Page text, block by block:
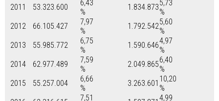
2011
53.323.600
6,43
%
1.834.8735,73
%
2012
66.105.427
7,97
%
1.792.5425,60
%
2013
55.985.772
6,75
%
1.590.6464,97
%
2014
62.977.489
7,59
%
2.049.8656,40
%
2015
55.257.004
6,66
%
3.263.601 10,20
%
7,51
4,99